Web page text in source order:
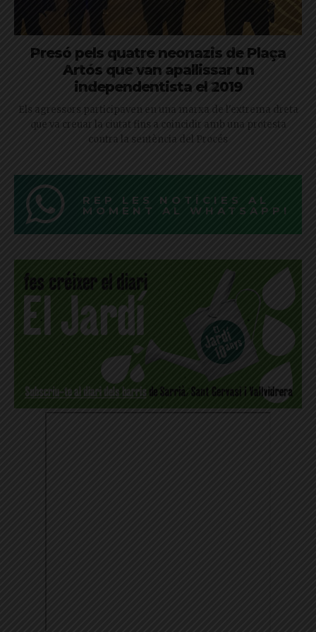
Presó pels quatre neonazis de Plaça
Artós que van apallissar un
independentista el 2019
Els agressors participaven en una marxa de l'extrema dreta
que va creuar la ciutat fins a coincidir amb una protesta
contra la sentència del Procés
REP LES NOTÍCIES AL
MOMENT AL WHATSAPP!